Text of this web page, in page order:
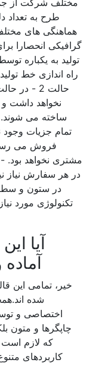
مختلف شرکت از
طرح به تعداد
هماهنگی های مختلف
گرافیکی انحصارا
تولید به یکباره
راه اندازی خط تولید
نخواهد داشت و
ساخته می شوند.
تمام جزیات وجود
فروش می رسند
مشتری نخواهد بود. -
در هر سفارش نیاز
در ستون و
تکنولوژی مورد
آیا
خیر، تمامی این
شده
اختصاصی و
چاپگرها و متون
که لازم است
کاربردهای